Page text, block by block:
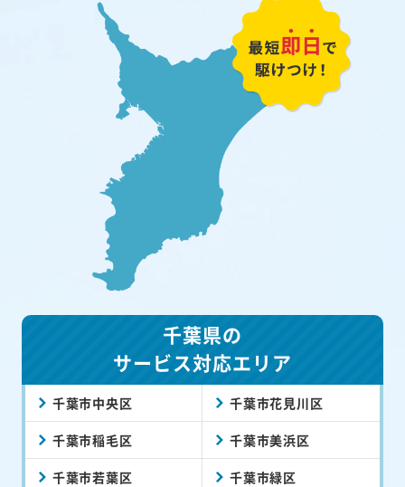
千葉県の
サービス対応エリア
千葉市中央区 千葉市花見川区
千葉市稲毛区 千葉市美浜区
千葉市若葉区 千葉市緑区